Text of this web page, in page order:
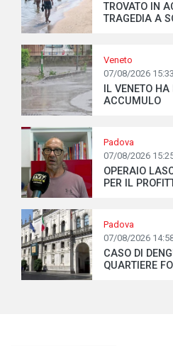
TROVATO IN
TRAGEDIA A
Veneto
07/08/2026 15:33
IL VENETO
ACCUMULO
Padova
07/08/2026
OPERAIO
PER IL
Padova
07/08/2026
CASO DI
QUARTIERE